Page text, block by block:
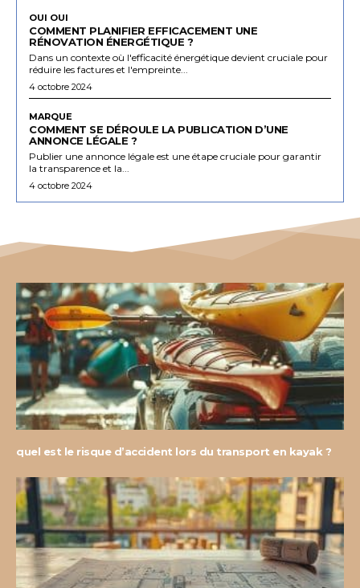
OUI OUI
COMMENT PLANIFIER EFFICACEMENT UNE
RÉNOVATION ÉNERGÉTIQUE ?
Dans un contexte où l'efficacité énergétique devient cruciale pour
réduire les factures et l'empreinte...
4 octobre 2024
MARQUE
COMMENT SE DÉROULE LA PUBLICATION D’UNE
ANNONCE LÉGALE ?
Publier une annonce légale est une étape cruciale pour garantir
la transparence et la...
4 octobre 2024
quel est le risque d’accident lors du transport en kayak ?